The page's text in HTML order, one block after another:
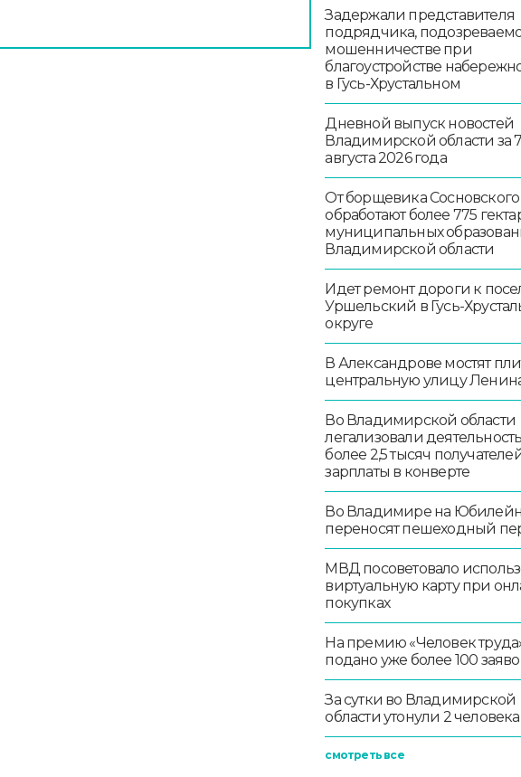
Задержали представителя
подрядчика,
мошенничестве при
благоустройстве
в Гусь-Хрустальном
Дневной выпуск новостей
Владимирской области за
августа 2026 года
От борщевика Сосновского
обработают более 775
муниципальных
Владимирской области
Идет ремонт дороги к
Уршельский в Гусь-
округе
В Александрове мостят
центральную улицу
Во Владимирской области
легализовали
более 2,5 тысяч
зарплаты в конверте
Во Владимире на
переносят пешеходный
МВД посоветовало
виртуальную карту при
покупках
На премию «Человек
подано уже более 100
За сутки во Владимирской
области утонули 2 человека
смотреть все